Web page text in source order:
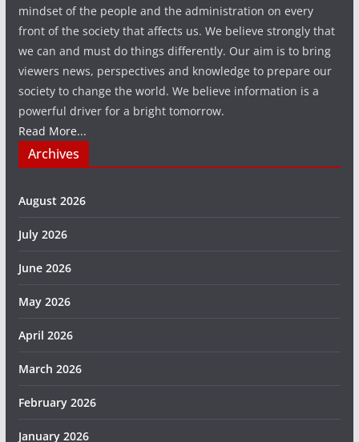
mindset of the people and the administration on every
front of the society that affects us. We believe strongly that
we can and must do things differently. Our aim is to bring
viewers news, perspectives and knowledge to prepare our
society to change the world. We believe information is a
powerful driver for a bright tomorrow.
Read More...
Archives
August 2026
July 2026
June 2026
May 2026
April 2026
March 2026
February 2026
January 2026